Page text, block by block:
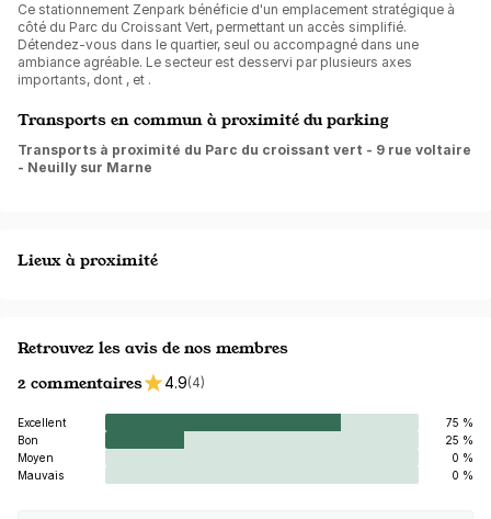
Ce stationnement Zenpark bénéficie d'un emplacement stratégique à
côté du Parc du Croissant Vert, permettant un accès simplifié.
Détendez-vous dans le quartier, seul ou accompagné dans une
ambiance agréable. Le secteur est desservi par plusieurs axes
importants, dont , et .
Transports en commun à proximité du parking
Transports à proximité du Parc du croissant vert - 9 rue voltaire
- Neuilly sur Marne
Lieux à proximité
Retrouvez les avis de nos membres
2 commentaires
4.9(4)
Excellent
75 %
Bon
25 %
Moyen
0 %
Mauvais
0 %